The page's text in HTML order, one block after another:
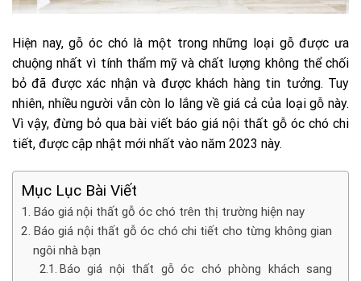
Hiện nay, gỗ óc chó là một trong những loại gỗ được ưa
chuộng nhất vì tính thẩm mỹ và chất lượng không thể chối
bỏ đã được xác nhận và được khách hàng tin tưởng. Tuy
nhiên, nhiều người vẫn còn lo lắng về giá cả của loại gỗ này.
Vì vậy, đừng bỏ qua bài viết báo giá nội thất gỗ óc chó chi
tiết, được cập nhật mới nhất vào năm 2023 này.
Mục Lục Bài Viết
Báo giá nội thất gỗ óc chó trên thị trường hiện nay
Báo giá nội thất gỗ óc chó chi tiết cho từng không gian
ngôi nhà bạn
Báo giá nội thất gỗ óc chó phòng khách sang